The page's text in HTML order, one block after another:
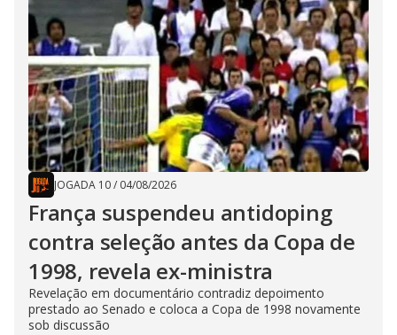
JOGADA 10/ 04/08/2026
França suspendeu antidoping
contra seleção antes da Copa de
1998, revela ex-ministra
Revelação em documentário contradiz depoimento
prestado ao Senado e coloca a Copa de 1998 novamente
sob discussão